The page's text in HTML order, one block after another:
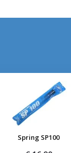
Spring SP100